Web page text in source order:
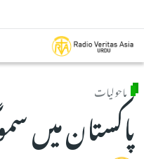
ماحولیات
پاکستان میں